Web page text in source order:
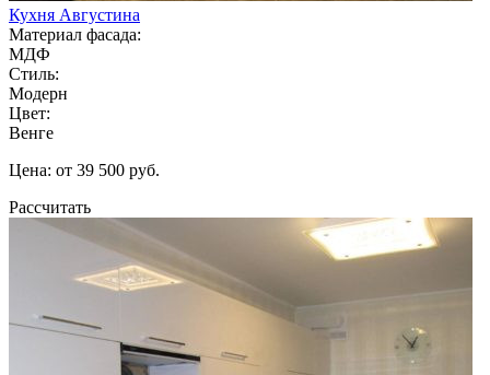
Кухня Августина
Материал фасада:
МДФ
Стиль:
Модерн
Цвет:
Венге
Цена: от 39 500 руб.
Рассчитать